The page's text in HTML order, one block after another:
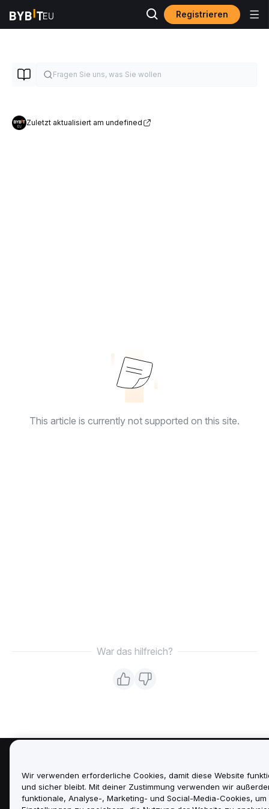
Registrieren
Zuletzt aktualisiert am undefined
This article is currently not supported on this site.
War das hilfreich?
Dienstleistungen
Wir verwenden erforderliche Cookies, damit diese Website
und sicher bleibt. Mit deiner Zustimmung verwenden wir
funktionale, Analyse-, Marketing- und Social-Media-Cookies, um